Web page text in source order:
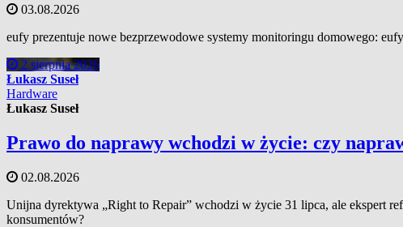
03.08.2026
eufy prezentuje nowe bezprzewodowe systemy monitoringu domowego:
2 sierpnia 2026
Łukasz Suseł
Hardware
Łukasz Suseł
Prawo do naprawy wchodzi w życie: czy
02.08.2026
Unijna dyrektywa „Right to Repair” wchodzi w życie 31 lipca, ale ekspert
konsumentów?